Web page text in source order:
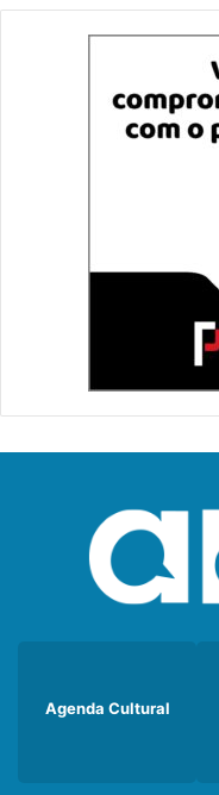
Agenda Cultural